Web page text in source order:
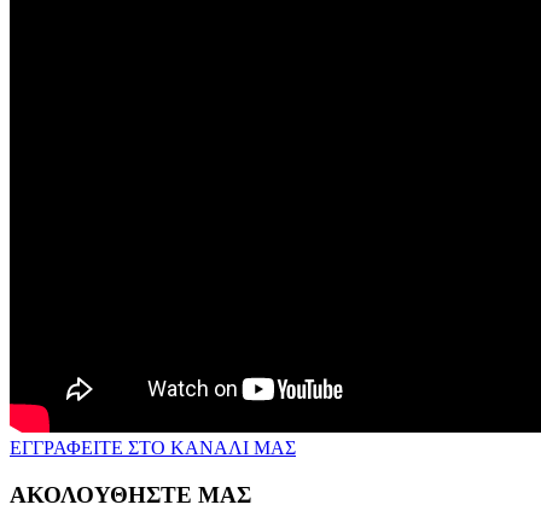
ΕΓΓΡΑΦΕΙΤΕ ΣΤΟ ΚΑΝΑΛΙ ΜΑΣ
ΑΚΟΛΟΥΘΗΣΤΕ ΜΑΣ